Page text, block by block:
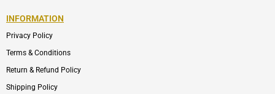
INFORMATION
Privacy Policy
Terms & Conditions
Return & Refund Policy
Shipping Policy